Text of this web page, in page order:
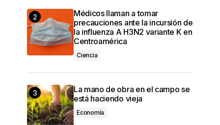
Médicos llaman a tomar
precauciones ante la incursión de
la influenza A H3N2 variante K en
Centroamérica
Ciencia
La mano de obra en el campo se
está haciendo vieja
Economía